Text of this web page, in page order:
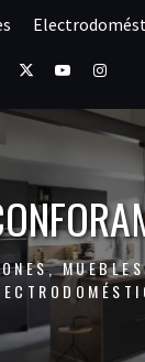
TwitterYoutube